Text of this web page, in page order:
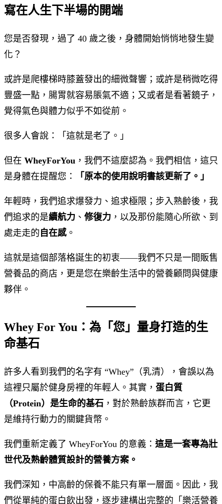
寫在人生下半場的開端
您是否發現，過了 40 歲之後，身體開始悄悄地發生變
化？
或許是爬樓梯時膝蓋發出的細微聲響；或許是稍微吃得
豐盛一點，腸胃就容易脹氣不適；又或者是看著鏡子，
覺得氣色與體力似乎不如從前。
很多人會說：「這就是老了。」
但在 WheyForYou ，我們不這麼認為。我們相信，這只
是身體在提醒您：
「原本的使用說明書該更新了。」
年輕時，我們追求爆發力、追求極限；步入熟齡後，我
們追求的是續航力 、 修復力 ，以及那份能隨心所欲、到
處走走的 自在感。
這就是這個部落格誕生的初衷——我們不只是一間販售
營養品的商店，更是您在樂齡生活中的營養顧問與健康
夥伴。
Whey For You：為「您」量身打造的生
命基石
許多人看到我們的名字有 “Whey”（乳清），會誤以為
這裡只屬於健身房裡的年輕人。其實， 蛋白質
（Protein）是生命的基石 ，對於熟齡族群而言，它更
是維持行動力的關鍵貨幣。
我們重新定義了 WheyForYou 的意義： 這是一套專為壯
世代及熟齡體質設計的營養方案。
我們深知，中高齡的保養不能只有單一層面。因此，我
們從單純的蛋白飲出發，逐步建構出完整的「樂活營養